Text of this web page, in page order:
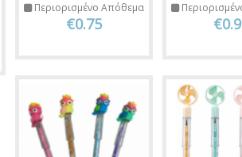
Περιορισμένο Απόθεμα
€0.75